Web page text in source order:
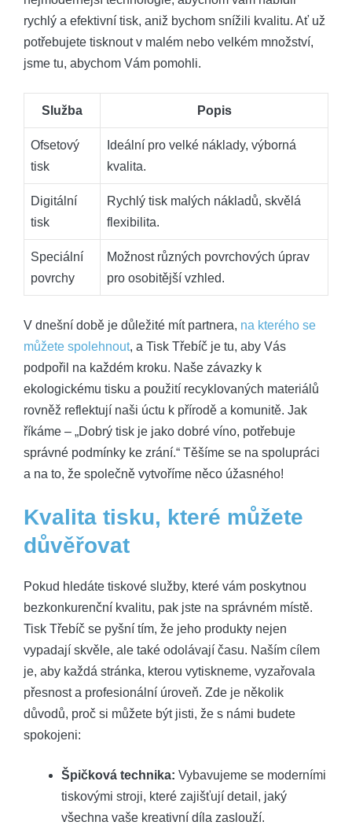
rychlý a efektivní tisk, aniž bychom snížili kvalitu. Ať už
potřebujete tisknout v malém nebo velkém množství,
jsme tu, abychom Vám pomohli.
Služba Popis
Ofsetový
tisk
Ideální pro velké náklady, výborná
kvalita.
Digitální
tisk
Rychlý tisk malých nákladů, skvělá
flexibilita.
Speciální
povrchy
Možnost různých povrchových úprav
pro osobitější vzhled.
V dnešní době je důležité mít partnera, na kterého se
můžete spolehnout, a Tisk Třebíč je tu, aby Vás
podpořil na každém kroku. Naše závazky k
ekologickému tisku a použití recyklovaných materiálů
rovněž reflektují naši úctu k přírodě a komunitě. Jak
říkáme – „Dobrý tisk je jako dobré víno, potřebuje
správné podmínky ke zrání.“ Těšíme se na spolupráci
a na to, že společně vytvoříme něco úžasného!
Kvalita tisku, které můžete
důvěřovat
Pokud hledáte tiskové služby, které vám poskytnou
bezkonkurenční kvalitu, pak jste na správném místě.
Tisk Třebíč se pyšní tím, že jeho produkty nejen
vypadají skvěle, ale také odolávají času. Naším cílem
je, aby každá stránka, kterou vytiskneme, vyzařovala
přesnost a profesionální úroveň. Zde je několik
důvodů, proč si můžete být jisti, že s námi budete
spokojeni:
Špičková technika: Vybavujeme se moderními
tiskovými stroji, které zajišťují detail, jaký
všechna vaše kreativní díla zaslouží.